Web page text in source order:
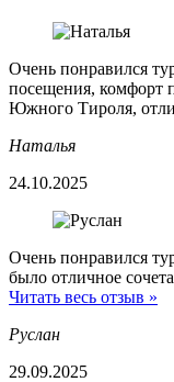
Очень понравился
посещения, комфорт
Южного Тироля,
Наталья
24.10.2025
Очень понравился
было отличное
Читать весь отзыв »
Руслан
29.09.2025